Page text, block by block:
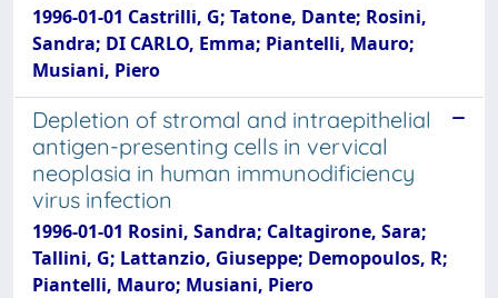
1996-01-01 Castrilli, G; Tatone, Dante; Rosini,
Sandra; DI CARLO, Emma; Piantelli, Mauro;
Musiani, Piero
Depletion of stromal and intraepithelial
antigen-presenting cells in vervical
neoplasia in human immunodificiency
virus infection
1996-01-01 Rosini, Sandra; Caltagirone, Sara;
Tallini, G; Lattanzio, Giuseppe; Demopoulos, R;
Piantelli, Mauro; Musiani, Piero